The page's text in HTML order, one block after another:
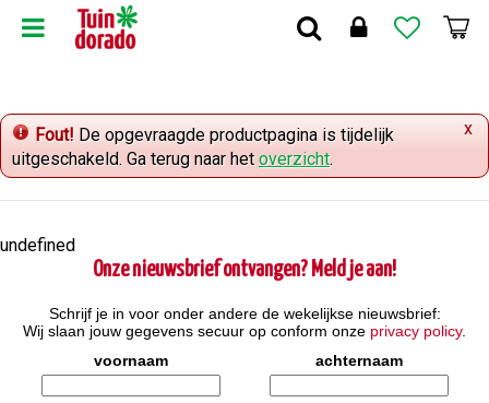
r
o
n
e
x
Fout! De opgevraagde productpagina is tijdelijk
uitgeschakeld. Ga terug naar hetoverzicht.
undefined
Onze nieuwsbrief ontvangen? Meld je aan!
Schrijf je in voor onder andere de wekelijkse nieuwsbrief:
Wij slaan jouw gegevens secuur op conform onze privacy policy.
voornaam
achternaam